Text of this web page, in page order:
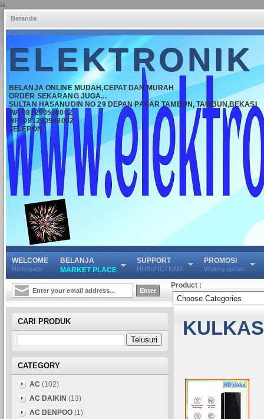
is
Beranda
BELANJA ONLINE MUDAH,CEPAT DAN MURAH
ORDER SEKARANG JUGA...
SULTAN HASANUDIN NO 29 DEPAN PASAR TAMBUN, TAMBUN,BEKASI
WA 081290508002
HP: 081290508002
TELEPON :
WELCOME
Homepage
BELANJA
MARKET PLACE
SUPPORT
HUBUNGI KAMI
PROMOSI
Waiting update
Product :
CARI PRODUK
CATEGORY
AC (102)
AC DAIKIN (13)
AC DENPOO (1)